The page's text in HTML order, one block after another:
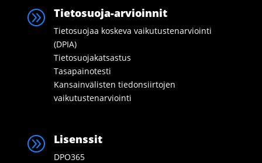
A Tietosuoja-arvioinnit
Tietosuojaa koskeva vaikutustenarviointi
(DPIA)
Tietosuojakatsastus
Tasapainotesti
Kansainvälisten tiedonsiirtojen
vaikutustenarviointi
A Lisenssit
DPO365